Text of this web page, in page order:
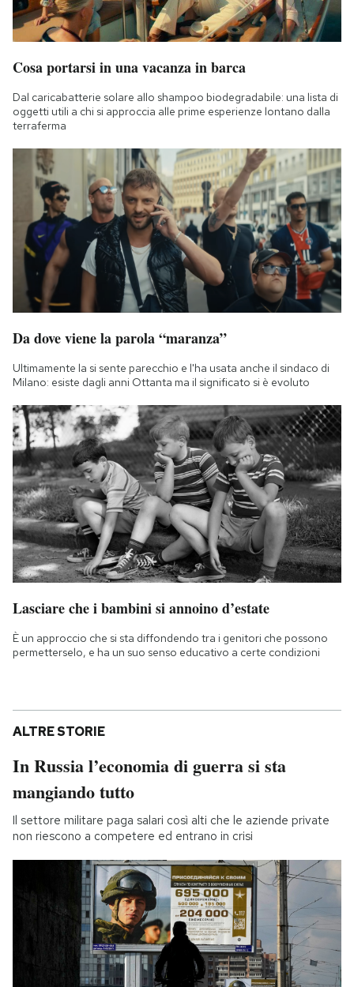
Cosa portarsi in una vacanza in barca
Dal caricabatterie solare allo shampoo biodegradabile: una lista di
oggetti utili a chi si approccia alle prime esperienze lontano dalla
terraferma
Da dove viene la parola “maranza”
Ultimamente la si sente parecchio e l'ha usata anche il sindaco di
Milano: esiste dagli anni Ottanta ma il significato si è evoluto
Lasciare che i bambini si annoino d’estate
È un approccio che si sta diffondendo tra i genitori che possono
permetterselo, e ha un suo senso educativo a certe condizioni
ALTRE STORIE
In Russia l’economia di guerra si sta
mangiando tutto
Il settore militare paga salari così alti che le aziende private
non riescono a competere ed entrano in crisi